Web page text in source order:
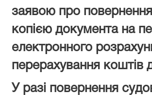
заявою про
копією документа на
електронного
перерахування коштів
У разі повернення